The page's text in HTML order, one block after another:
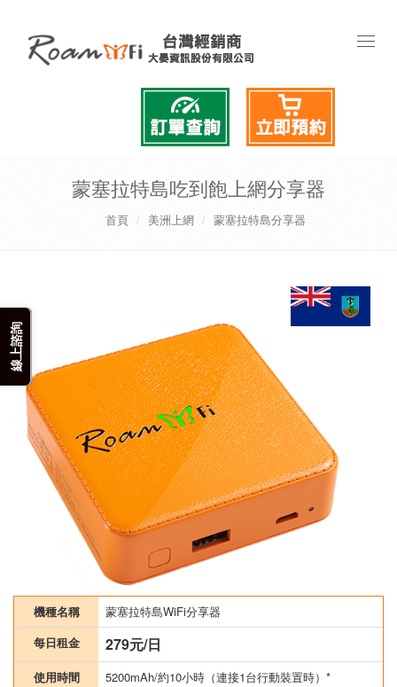
線上諮詢
蒙塞拉特島吃到飽上網分享器
首頁 美洲上網 蒙塞拉特島分享器
機種名稱
蒙塞拉特島WiFi分享器
每日租金
279元/日
使用時間
5200mAh/約10小時（連接1台行動裝置時）*